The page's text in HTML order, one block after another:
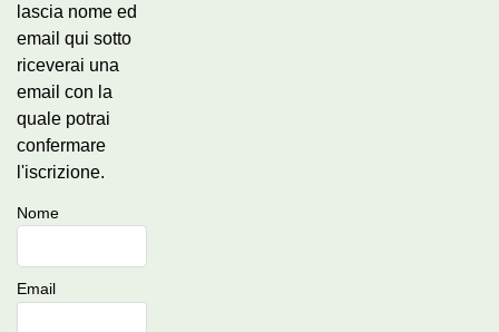
lascia nome ed
email qui sotto
riceverai una
email con la
quale potrai
confermare
l'iscrizione.
Nome
Email